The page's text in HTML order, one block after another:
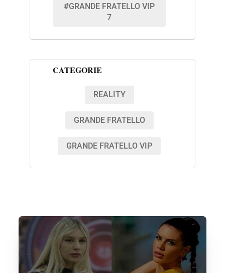
#GRANDE FRATELLO VIP
7
CATEGORIE
REALITY
GRANDE FRATELLO
GRANDE FRATELLO VIP